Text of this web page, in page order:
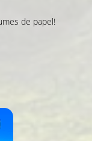
de papel!